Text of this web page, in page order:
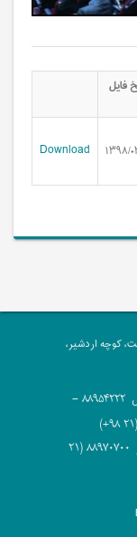
فایل
۰۳/۱۳ Download
کوچه اردشیر،
88954222 -
88970700 (21